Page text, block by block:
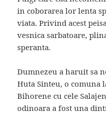
in coborarea lor lenta
viata. Privind acest
vesnica sarbatoare,
speranta.
Dumnezeu a haruit sa
Huta Sinteu, o comuna
Bihorene cu cele
odinoara a fost una